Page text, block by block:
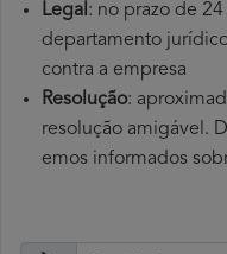
Legal: no prazo de
departamento
contra a empresa
Resolução:
resolução amigável.
emos informados